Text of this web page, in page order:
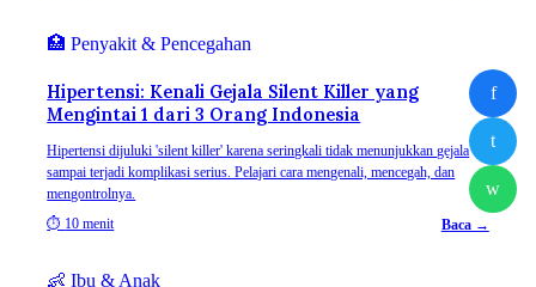
🏥 Penyakit & Pencegahan
Hipertensi: Kenali Gejala Silent Killer yang
Mengintai 1 dari 3 Orang Indonesia
Hipertensi dijuluki 'silent killer' karena seringkali tidak menunjukkan gejala
sampai terjadi komplikasi serius. Pelajari cara mengenali, mencegah, dan
mengontrolnya.
⏱ 10 menit Baca →
👶 Ibu & Anak
f
t
w